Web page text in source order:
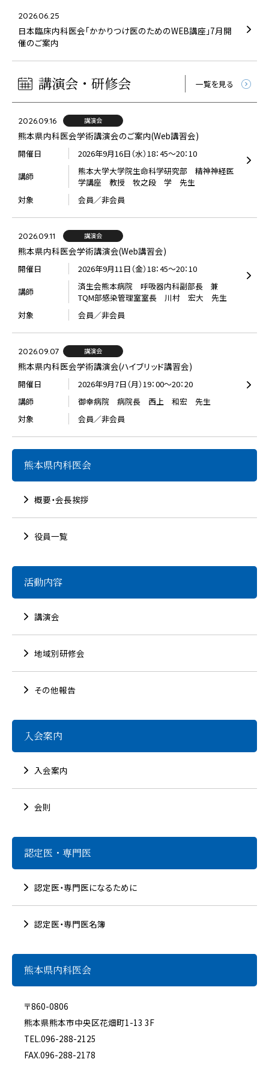
2026.06.25
日本臨床内科医会「かかりつけ医のためのWEB講座」7月開
催のご案内
講演会・研修会 一覧を見る
2026.09.16 講演会
熊本県内科医会学術講演会のご案内(Web講習会)
開催日
2026年9月16日（水）18：45～20：10
講師
熊本大学大学院生命科学研究部 精神神経医
学講座 教授 牧之段 学 先生
対象
会員／非会員
2026.09.11 講演会
熊本県内科医会学術講演会(Web講習会)
開催日
2026年9月11日（金）18：45～20：10
講師
済生会熊本病院 呼吸器内科副部長 兼
TQM部感染管理室室長 川村 宏大 先生
対象
会員／非会員
2026.09.07 講演会
熊本県内科医会学術講演会(ハイブリッド講習会)
開催日
2026年9月7日（月）19：00～20：20
講師
御幸病院 病院長 西上 和宏 先生
対象
会員／非会員
熊本県内科医会
概要・会長挨拶
役員一覧
活動内容
講演会
地域別研修会
その他報告
入会案内
入会案内
会則
認定医・専門医
認定医・専門医になるために
認定医・専門医名簿
熊本県内科医会
〒860-0806
熊本県熊本市中央区花畑町1-13 3F
TEL.096-288-2125
FAX.096-288-2178